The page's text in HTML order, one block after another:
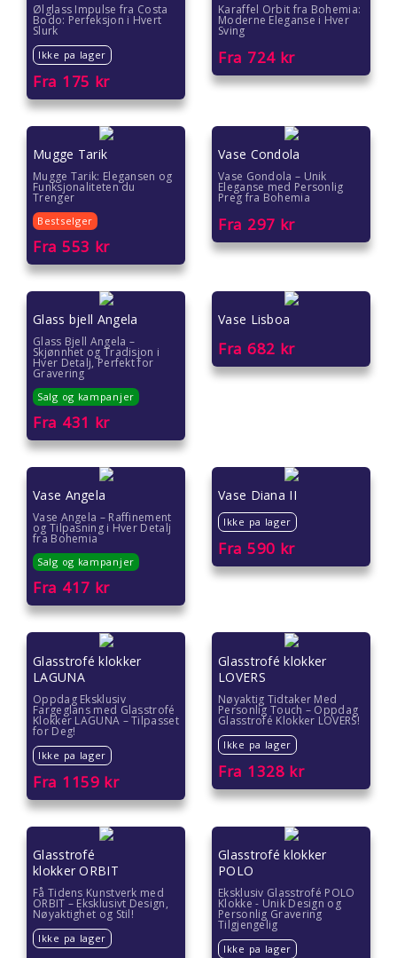
Ølglass Impulse fra Costa
Bodo: Perfeksjon i Hvert
Slurk
Ikke pa lager
Fra 175 kr
Karaffel Orbit fra Bohemia:
Moderne Eleganse i Hver
Sving
Fra 724kr
Mugge Tarik
Mugge Tarik: Elegansen og
Funksjonaliteten du
Trenger
Bestselger
Fra 553 kr
Vase Condola
Vase Gondola – Unik
Eleganse med Personlig
Preg fra Bohemia
Fra 297 kr
Glass bjell Angela
Glass Bjell Angela –
Skjønnhet og Tradisjon i
Hver Detalj, Perfekt for
Gravering
Salg og kampanjer
Fra 431 kr
Vase Lisboa
Fra 682 kr
Vase Angela
Vase Angela – Raffinement
og Tilpasning i Hver Detalj
fra Bohemia
Salg og kampanjer
Fra 417 kr
Vase Diana II
Ikke pa lager
Fra 590 kr
Glasstrofé klokker
LAGUNA
Oppdag Eksklusiv
Fargeglans med Glasstrofé
Klokker LAGUNA – Tilpasset
for Deg!
Ikke pa lager
Fra 1159 kr
Glasstrofé klokker
LOVERS
Nøyaktig Tidtaker Med
Personlig Touch – Oppdag
Glasstrofé Klokker LOVERS!
Ikke pa lager
Fra 1328 kr
Glasstrofé
klokker ORBIT
Få Tidens Kunstverk med
ORBIT – Eksklusivt Design,
Nøyaktighet og Stil!
Ikke pa lager
Glasstrofé klokker
POLO
Eksklusiv Glasstrofé POLO
Klokke - Unik Design og
Personlig Gravering
Tilgjengelig
Ikke pa lager